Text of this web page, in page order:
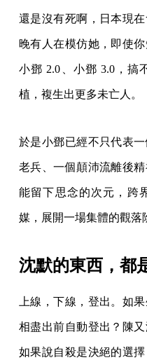
還是沒有死啊，日本現
晚有人在模仿她，即使
小鄧 2.0、小鄧 3.0，搞
植，複生出更多未亡人。
於是小鄧已經不只代表
老兵、一個顛沛流離後
能留下思念的次元，跨
媒，展開一場集體的觀落
沈默的東西，都
上線，下線，登出。如
相盡出前自動登出？陳
如果說自殺是決絕的選